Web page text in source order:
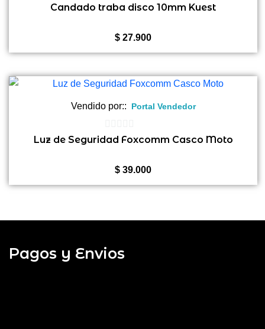
0
Candado traba disco 10mm Kuest
$ 27.900
Vendido por:: Portal Vendedor
0
Luz de Seguridad Foxcomm Casco Moto
$ 39.000
Pagos y Envios